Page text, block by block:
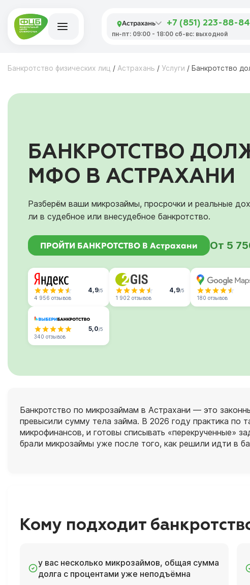
Астрахань +7 (851) 223-88-84
пн-пт: 09:00 - 18:00 сб-вс: выходной
Банкротство физических лиц / Астрахань / Услуги / Банкротство
БАНКРОТСТВО
МФО В АСТРАХАНИ
Разберём ваши микрозаймы, просрочки и реальные
ли в судебное или внесудебное банкротство.
ПРОЙТИ БАНКРОТСТВО В Астрахани От 5
4,9/5
4 956 отзывов
4,9/5
1 902 отзывов 180 отзывов
5,0/5
340 отзывов
Банкротство по микрозаймам в Астрахани — это
превысили сумму тела займа. В 2026 году практика
микрофинансов, и готовы списывать «перекрученные»
брали микрозаймы уже после того, как решили идти в
Кому подходит
у вас несколько микрозаймов, общая сумма
долга с процентами уже неподъёмна